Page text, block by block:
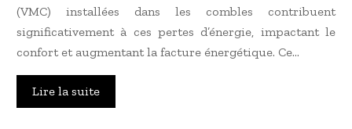
(VMC) installées dans les combles contribuent
significativement à ces pertes d’énergie, impactant le
confort et augmentant la facture énergétique. Ce…
Lire la suite